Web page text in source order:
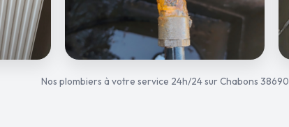
Nos plombiers à votre service 24h/24 sur Chabons 38690